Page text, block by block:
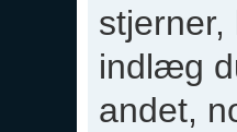
indlæg
andet,